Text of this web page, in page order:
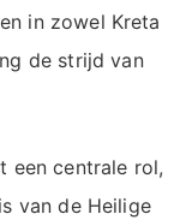
in zowel Kreta
de strijd van
een centrale rol,
van de Heilige